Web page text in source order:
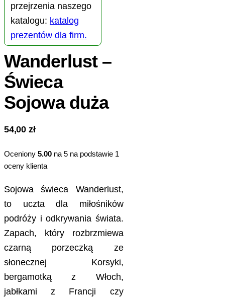
przejrzenia naszego
katalogu: katalog
prezentów dla firm.
Wanderlust –
Świeca
Sojowa duża
54,00 zł
Oceniony 5.00 na 5 na podstawie 1
oceny klienta
Sojowa świeca Wanderlust,
to uczta dla miłośników
podróży i odkrywania świata.
Zapach, który rozbrzmiewa
czarną porzeczką ze
słonecznej Korsyki,
bergamotką z Włoch,
jabłkami z Francji czy